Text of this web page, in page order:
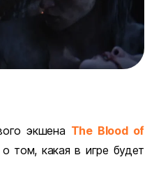
экшена The Blood of
том, какая в игре будет